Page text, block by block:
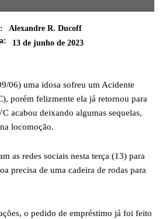
Alexandre R. Ducoff
13 de junho de 2023
06) uma idosa sofreu um Acidente
porém felizmente ela já retornou para
acabou deixando algumas sequelas,
locomoção.
as redes sociais nesta terça (13) para
precisa de uma cadeira de rodas para
o pedido de empréstimo já foi feito